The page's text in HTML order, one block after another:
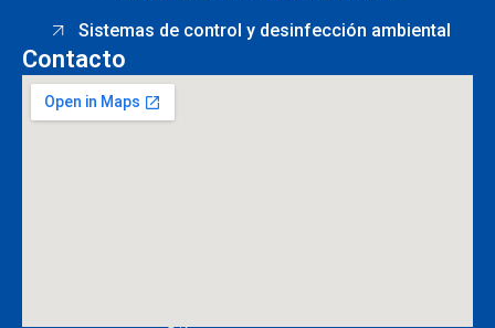
Sistemas de control y desinfección ambiental
Contacto